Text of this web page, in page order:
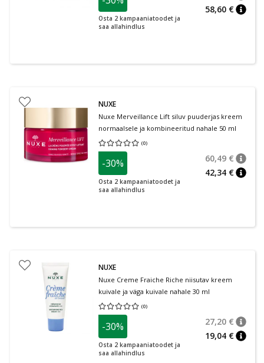
Osta 2 kampaaniatoodet ja
saa allahindlus
58,60 €
NUXE
Nuxe Merveillance Lift siluv puuderjas kreem
normaalsele ja kombineeritud nahale 50 ml
(0)
Keskmine hinnang 0.00
-30%
Osta 2 kampaaniatoodet ja
saa allahindlus
60,49 €
42,34 €
NUXE
Nuxe Creme Fraiche Riche niisutav kreem
kuivale ja väga kuivale nahale 30 ml
(0)
Keskmine hinnang 0.00
-30%
Osta 2 kampaaniatoodet ja
saa allahindlus
27,20 €
19,04 €